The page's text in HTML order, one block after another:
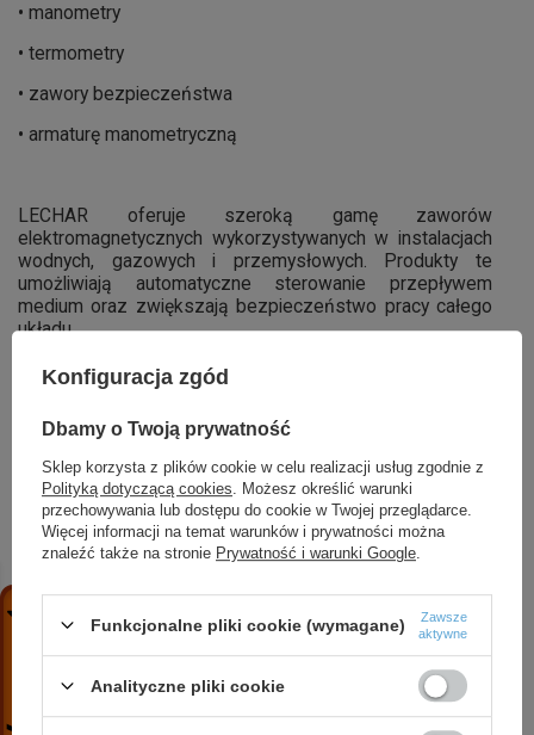
• manometry
• termometry
• zawory bezpieczeństwa
• armaturę manometryczną
LECHAR oferuje szeroką gamę zaworów
elektromagnetycznych wykorzystywanych w instalacjach
wodnych, gazowych i przemysłowych. Produkty te
umożliwiają automatyczne sterowanie przepływem
medium oraz zwiększają bezpieczeństwo pracy całego
układu.
• automatyzacja pracy instalacji
• niezawodność działania
• szerokie zastosowanie przemysłowe
producentów elastycznych przyłączy instalacyjnych. W
ofercie znajdują się przyłącza gazowe i wodne wykonane
ze stali nierdzewnej, przeznaczone do podłączania
urządzeń grzewczych, sanitarnych oraz gazowych.
Produkty wyróżniają się:
Konfiguracja zgód
Dbamy o Twoją prywatność
Sklep korzysta z plików cookie w celu realizacji usług zgodnie z
Polityką dotyczącą cookies . Możesz określić warunki
przechowywania lub dostępu do cookie w Twojej przeglądarce.
Więcej informacji na temat warunków i prywatności można
znaleźć także na stronie Prywatność i warunki Google
Funkcjonalne pliki cookie (wymagane)
Zawsze
aktywne
Analityczne pliki cookie